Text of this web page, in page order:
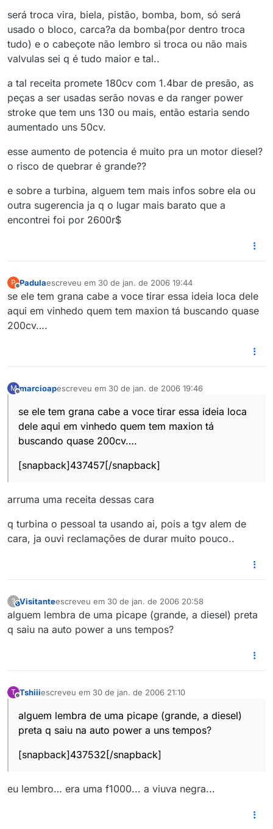
será troca vira, biela, pistão, bomba, bom, só será
usado o bloco, carca?a da bomba(por dentro troca
tudo) e o cabeçote não lembro si troca ou não mais
valvulas sei q é tudo maior e tal..
a tal receita promete 180cv com 1.4bar de presão, as
peças a ser usadas serão novas e da ranger power
stroke que tem uns 130 ou mais, então estaria sendo
aumentado uns 50cv.
esse aumento de potencia é muito pra un motor diesel?
o risco de quebrar é grande??
e sobre a turbina, alguem tem mais infos sobre ela ou
outra sugerencia ja q o lugar mais barato que a
encontrei foi por 2600r$
P
Offline
Padulaescreveu em 30 de jan. de 2006 19:44
última edição por
se ele tem grana cabe a voce tirar essa ideia loca dele
aqui em vinhedo quem tem maxion tá buscando quase
200cv….
M marcioapescreveu em 30 de jan. de 2006 19:46
última edição por
se ele tem grana cabe a voce tirar essa ideia loca
dele aqui em vinhedo quem tem maxion tá
buscando quase 200cv….
[snapback]437457[/snapback]
arruma uma receita dessas cara
q turbina o pessoal ta usando ai, pois a tgv alem de
cara, ja ouvi reclamações de durar muito pouco..
?This user is from outside of this forum
Visitanteescreveu em 30 de jan. de 2006 20:58
última edição por
alguem lembra de uma picape (grande, a diesel) preta
q saiu na auto power a uns tempos?
T Tshiiiescreveu em 30 de jan. de 2006 21:10
última edição por
alguem lembra de uma picape (grande, a diesel)
preta q saiu na auto power a uns tempos?
[snapback]437532[/snapback]
eu lembro… era uma f1000... a viuva negra...